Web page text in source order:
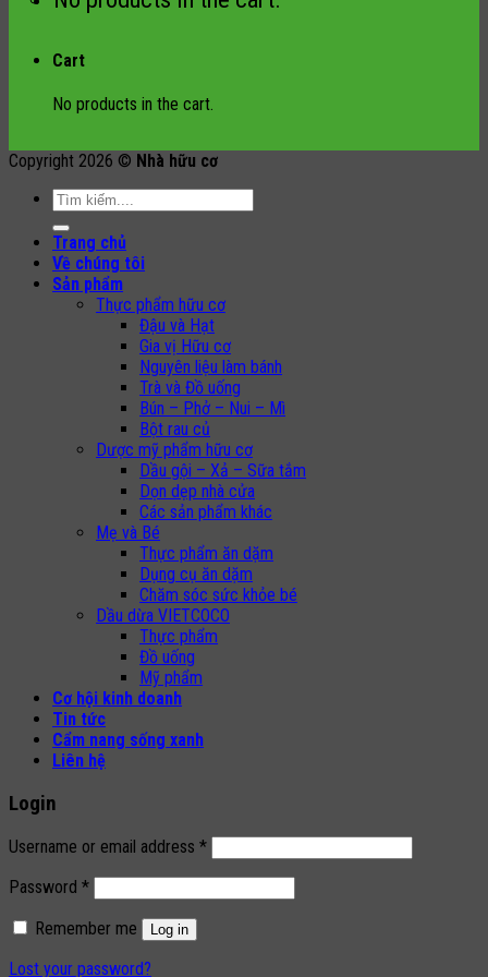
Cart
No products in the cart.
Copyright 2026 © Nhà hữu cơ
Search
Trang chủ
Về chúng tôi
Sản phẩm
Thực phẩm hữu cơ
Đậu và Hạt
Gia vị Hữu cơ
Nguyên liệu làm bánh
Trà và Đồ uống
Bún – Phở – Nui – Mì
Bột rau củ
Dược mỹ phẩm hữu cơ
Dầu gội – Xả – Sữa tắm
Dọn dẹp nhà cửa
Các sản phẩm khác
Mẹ và Bé
Thực phẩm ăn dặm
Dụng cụ ăn dặm
Chăm sóc sức khỏe bé
Dầu dừa VIETCOCO
Thực phẩm
Đồ uống
Mỹ phẩm
Cơ hội kinh doanh
Tin tức
Cẩm nang sống xanh
Liên hệ
Login
Username or email address *
Password *
Remember me
Log in
Lost your password?